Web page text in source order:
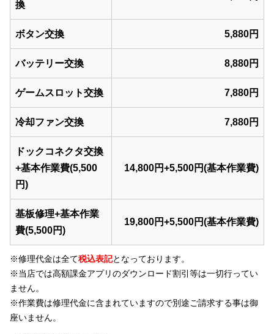
換
ボタン交換 5,880円
バッテリー交換 8,880円
ゲームスロット交換 7,880円
冷却ファン交換 7,880円
ドックコネクタ交換
+基本作業費(5,500
円)
14,800円+5,500円(基本作業費)
基板修理+基本作業
費(5,500円)
19,800円+5,500円(基本作業費)
※修理代金は全て税込表記となっております。
※当店では高額課金アプリのダウンロード割引等は一切行ってい
ません。
※作業費は修理代金に含まれていますので別途ご請求する事は御
座いません。